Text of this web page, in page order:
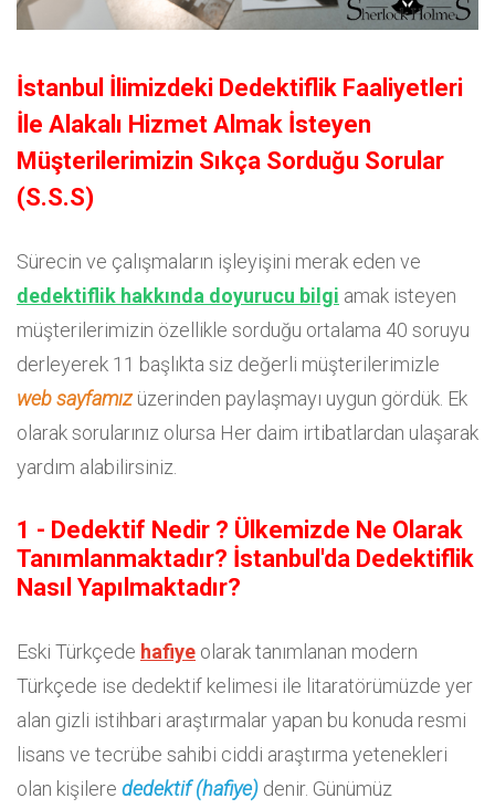
İstanbul İlimizdeki Dedektiflik Faaliyetleri
İle Alakalı Hizmet Almak İsteyen
Müşterilerimizin Sıkça Sorduğu Sorular
(S.S.S)
Sürecin ve çalışmaların işleyişini merak eden ve
dedektiflik hakkında doyurucu bilgi amak isteyen
müşterilerimizin özellikle sorduğu ortalama 40 soruyu
derleyerek 11 başlıkta siz değerli müşterilerimizle
web sayfamız üzerinden paylaşmayı uygun gördük. Ek
olarak sorularınız olursa Her daim irtibatlardan ulaşarak
yardım alabilirsiniz.
1 - Dedektif Nedir ? Ülkemizde Ne Olarak
Tanımlanmaktadır? İstanbul'da Dedektiflik
Nasıl Yapılmaktadır?
Eski Türkçede hafiye olarak tanımlanan modern
Türkçede ise dedektif kelimesi ile litaratörümüzde yer
alan gizli istihbari araştırmalar yapan bu konuda resmi
lisans ve tecrübe sahibi ciddi araştırma yetenekleri
olan kişilere dedektif (hafiye) denir. Günümüz